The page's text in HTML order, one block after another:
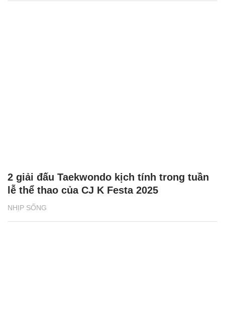
NHỊP SỐNG
2 giải đấu Taekwondo kịch tính trong tuần
lễ thể thao của CJ K Festa 2025